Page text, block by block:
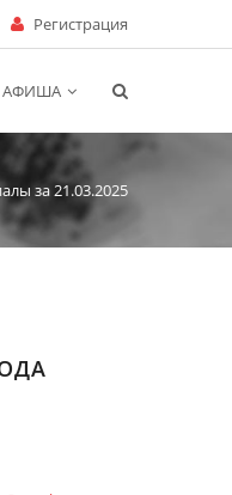
Регистрация
АФИША
за 21.03.2025